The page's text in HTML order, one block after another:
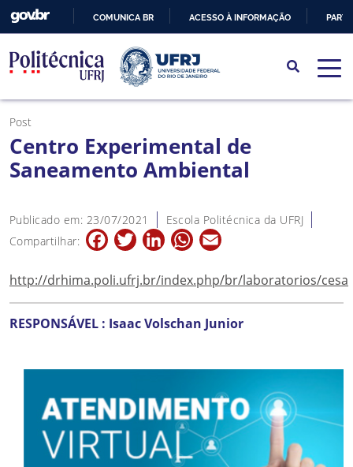
PARA
O
CONTEÚDO
COMUNICA BR ACESSO À INFORMAÇÃO
Post
Centro Experimental de
Saneamento Ambiental
Publicado em: 23/07/2021
Escola Politécnica da UFRJ
Compartilhar:
FacebookTwitterLinkedInWhatsApp
http://drhima.poli.ufrj.br/index.php/br/laboratorios/cesa
RESPONSÁVEL : Isaac Volschan Junior